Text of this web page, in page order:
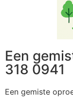
Een
318 0941
Een gemiste